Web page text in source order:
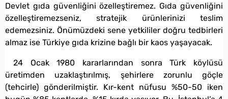
Devlet gıda güvenliğini özelleştiremez. Gıda güvenliğini
özelleştiremezseniz, stratejik ürünlerinizi teslim
edemezsiniz. Önümüzdeki sene yetkililer doğru tedbirleri
almaz ise Türkiye gıda krizine bağlı bir kaos yaşayacak.
24 Ocak 1980 kararlarından sonra Türk köylüsü
üretimden uzaklaştırılmış, şehirlere zorunlu göçle
(tehcirle) gönderilmiştir. Kır-kent nüfusu %50-50 iken